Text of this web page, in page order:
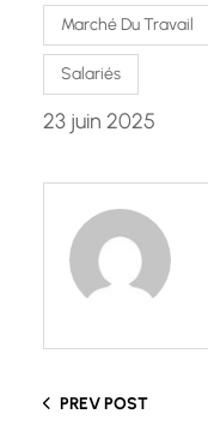
Marché Du Travail
Salariés
23 juin 2025
PREV POST